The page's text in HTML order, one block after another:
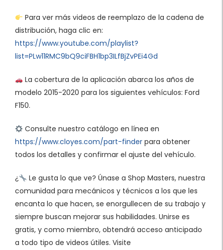
Para ver más videos de reemplazo de la cadena de
distribución, haga clic en:
https://www.youtube.com/playlist?
list=PLw11RMC9bQ9ciFBH1bp3ILfBjZvPEi4Gd
La cobertura de la aplicación abarca los años de
modelo 2015-2020 para los siguientes vehículos: Ford
F150.
Consulte nuestro catálogo en línea en
https://www.cloyes.com/part-finder para obtener
todos los detalles y confirmar el ajuste del vehículo.
¿
Le gusta lo que ve? Únase a Shop Masters, nuestra
comunidad para mecánicos y técnicos a los que les
encanta lo que hacen, se enorgullecen de su trabajo y
siempre buscan mejorar sus habilidades. Unirse es
gratis, y como miembro, obtendrá acceso anticipado
a todo tipo de videos útiles. Visite